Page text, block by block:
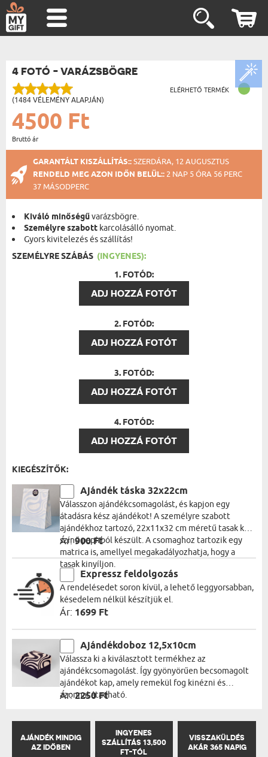
4 FOTÓ - VARÁZSBÖGRE
(1484 VÉLEMÉNY ALAPJÁN)
ELÉRHETŐ TERMÉK
4500 Ft
Bruttó ár
GARANTÁLT KISZÁLLÍTÁS::SZERDÁRA, 12 AUGUSZTUS
RENDELD MEG AZON IDŐN BELÜL:: 2 NAP 5 ÓRA 56 PERC
37 MÁSODPERC
Kiváló minőségűvarázsbögre.
Személyre szabott karcolásálló nyomat.
Gyors kivitelezés és szállítás!
SZEMÉLYRE SZÁBÁS (INGYENES):
1. FOTÓD:
ADJ HOZZÁ FOTÓT
2. FOTÓD:
ADJ HOZZÁ FOTÓT
3. FOTÓD:
ADJ HOZZÁ FOTÓT
4. FOTÓD:
ADJ HOZZÁ FOTÓT
KIEGÉSZÍTŐK:
Ajándék táska 32x22cm
Válasszon ajándékcsomagolást, és kapjon egy
átadásra kész ajándékot! A személyre szabott
ajándékhoz tartozó, 22x11x32 cm méretű tasak kék
színű papírból készült. A csomaghoz tartozik egy
matrica is, amellyel megakadályozhatja, hogy a
tasak kinyíljon.
Ár:900 Ft
Expressz feldolgozás
A rendelésedet soron kívül, a lehető leggyorsabban,
késedelem nélkül készítjük el.
Ár: 1699 Ft
Ajándékdoboz 12,5x10cm
Válassza ki a kiválasztott termékhez az
ajándékcsomagolást. Így gyönyörűen becsomagolt
ajándékot kap, amely remekül fog kinézni és
azonnal átadható.
Ár:2250 Ft
AJÁNDÉK MINDIG
AZ IDŐBEN
INGYENES
SZÁLLÍTÁS 13,500
FT-TÓL
VISSZAKÜLDÉS
AKÁR 365 NAPIG